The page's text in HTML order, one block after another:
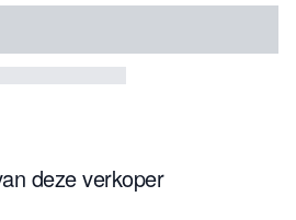
deze verkoper